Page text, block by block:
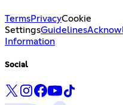
TermsPrivacyCookie
SettingsGuidelines
Information
Social